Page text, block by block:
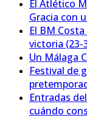
El Atlético
Gracia con
El BM
victoria (23-
Un Málaga
Festival de
Entradas
cuándo